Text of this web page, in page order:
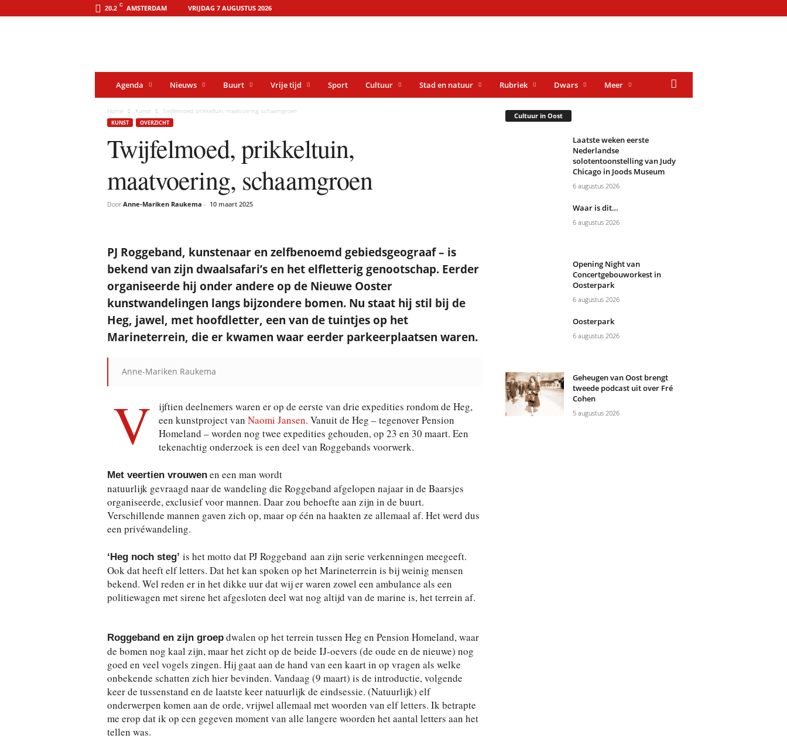
20.2 C AMSTERDAM VRIJDAG 7 AUGUSTUS 2026
o
o
l
e
Agenda Nieuws Buurt Vrije tijd Sport Cultuur Stad en natuur Rubriek Dwars Meer
Home Kunst Twijfelmoed, prikkeltuin, maatvoering, schaamgroen
KUNST OVERZICHT
Twijfelmoed, prikkeltuin,
maatvoering, schaamgroen
Door Anne-Mariken Raukema - 10 maart 2025
PJ Roggeband, kunstenaar en zelfbenoemd gebiedsgeograaf – is
bekend van zijn dwaalsafari’s en het elfletterig genootschap. Eerder
organiseerde hij onder andere op de Nieuwe Ooster
kunstwandelingen langs bijzondere bomen. Nu staat hij stil bij de
Heg, jawel, met hoofdletter, een van de tuintjes op het
Marineterrein, die er kwamen waar eerder parkeerplaatsen waren.
Anne-Mariken Raukema
V
ijftien deelnemers waren er op de eerste van drie expedities rondom de Heg,
een kunstproject van Naomi Jansen. Vanuit de Heg – tegenover Pension
Homeland – worden nog twee expedities gehouden, op 23 en 30 maart. Een
tekenachtig onderzoek is een deel van Roggebands voorwerk.
Met veertien vrouwenen een man wordt
natuurlijk gevraagd naar de wandeling die Roggeband afgelopen najaar in de Baarsjes
organiseerde, exclusief voor mannen. Daar zou behoefte aan zijn in de buurt.
Verschillende mannen gaven zich op, maar op één na haakten ze allemaal af. Het werd dus
een privéwandeling.
‘Heg noch steg’ is het motto dat PJ Roggeband aan zijn serie verkenningen meegeeft.
Ook dat heeft elf letters. Dat het kan spoken op het Marineterrein is bij weinig mensen
bekend. Wel reden er in het dikke uur dat wij er waren zowel een ambulance als een
politiewagen met sirene het afgesloten deel wat nog altijd van de marine is, het terrein af.
Roggeband en zijn groepdwalen op het terrein tussen Heg en Pension Homeland, waar
de bomen nog kaal zijn, maar het zicht op de beide IJ-oevers (de oude en de nieuwe) nog
goed en veel vogels zingen. Hij gaat aan de hand van een kaart in op vragen als welke
onbekende schatten zich hier bevinden. Vandaag (9 maart) is de introductie, volgende
keer de tussenstand en de laatste keer natuurlijk de eindsessie. (Natuurlijk) elf
onderwerpen komen aan de orde, vrijwel allemaal met woorden van elf letters. Ik betrapte
me erop dat ik op een gegeven moment van alle langere woorden het aantal letters aan het
tellen was.
Cultuur in Oost
Laatste weken eerste
Nederlandse
solotentoonstelling van Judy
Chicago in Joods Museum
6 augustus 2026
Waar is dit…
6 augustus 2026
Opening Night van
Concertgebouworkest in
Oosterpark
6 augustus 2026
Oosterpark
6 augustus 2026
Geheugen van Oost brengt
tweede podcast uit over Fré
Cohen
5 augustus 2026